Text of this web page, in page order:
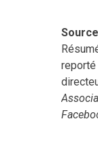
Source
reporté